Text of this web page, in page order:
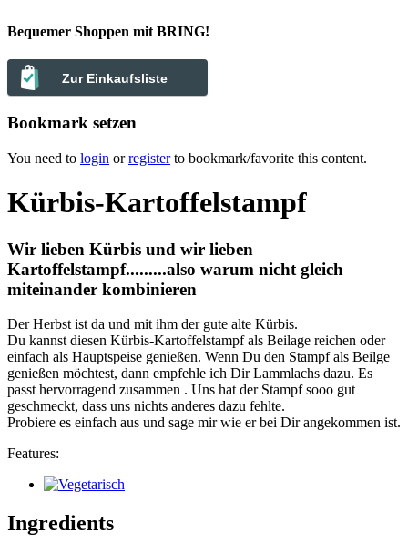
Bequemer Shoppen mit BRING!
Zur Einkaufsliste
Bookmark setzen
You need to login orregisterto bookmark/favorite this content.
Kürbis-Kartoffelstampf
Wir lieben Kürbis und wir lieben
Kartoffelstampf.........also warum nicht gleich
miteinander kombinieren
Der Herbst ist da und mit ihm der gute alte Kürbis.
Du kannst diesen Kürbis-Kartoffelstampf als Beilage reichen oder
einfach als Hauptspeise genießen. Wenn Du den Stampf als Beilge
genießen möchtest, dann empfehle ich Dir Lammlachs dazu. Es
passt hervorragend zusammen . Uns hat der Stampf sooo gut
geschmeckt, dass uns nichts anderes dazu fehlte.
Probiere es einfach aus und sage mir wie er bei Dir angekommen ist.
Features:
Ingredients